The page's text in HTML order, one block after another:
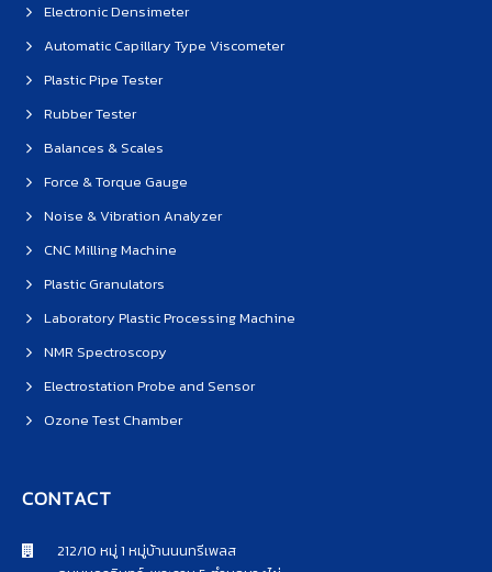
Electronic Densimeter
Automatic Capillary Type Viscometer
Plastic Pipe Tester
Rubber Tester
Balances & Scales
Force & Torque Gauge
Noise & Vibration Analyzer
CNC Milling Machine
Plastic Granulators
Laboratory Plastic Processing Machine
NMR Spectroscopy
Electrostation Probe and Sensor
Ozone Test Chamber
CONTACT
212/10 หมู่ 1 หมู่บ้านนนทรีเพลส